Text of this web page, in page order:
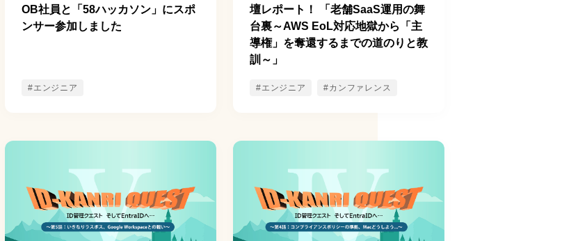
OB社員と「58ハッカソン」にスポ
ンサー参加しました
#エンジニア
壇レポート！ 「老舗SaaS運用の舞
台裏～AWS EoL対応地獄から「主
導権」を奪還するまでの道のりと教
訓～」
#エンジニア #カンファレンス